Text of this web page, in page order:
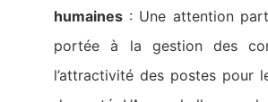
humaines : Une attention
portée à la gestion des
l’attractivité des postes pour